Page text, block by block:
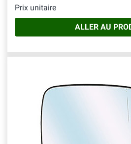
Prix unitaire
ALLER AU